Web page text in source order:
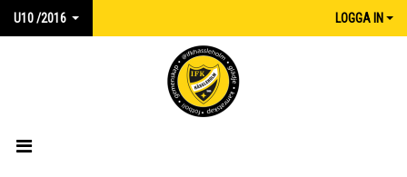
U10 /2016 LOGGA IN